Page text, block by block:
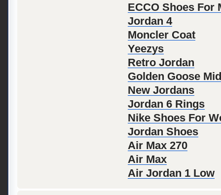
ECCO Shoes For
Jordan 4
Moncler Coat
Yeezys
Retro Jordan
Golden Goose
New Jordans
Jordan 6 Rings
Nike Shoes For
Jordan Shoes
Air Max 270
Air Max
Air Jordan 1 Low